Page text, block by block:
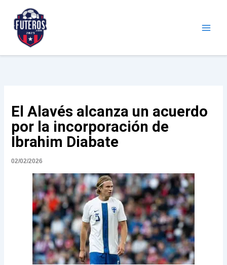
contenido
El Alavés alcanza un acuerdo
por la incorporación de
Ibrahim Diabate
02/02/2026